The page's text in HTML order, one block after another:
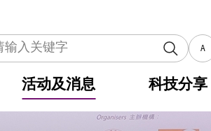
A
活动及消息 科技分享